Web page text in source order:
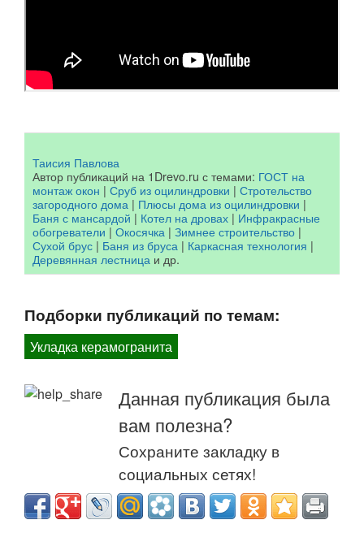
Таисия Павлова
Автор публикаций на 1Drevo.ru с темами: ГОСТ на
монтаж окон | Сруб из оцилиндровки | Стротельство
загородного дома | Плюсы дома из оцилиндровки |
Баня с мансардой| Котел на дровах |Инфракрасные
обогреватели|Окосячка | Зимнее строительство |
Сухой брус | Баня из бруса | Каркасная технология |
Деревянная лестница и др.
Подборки публикаций по темам:
Укладка керамогранита
Данная публикация была
вам полезна?
Сохраните закладку в
социальных сетях!